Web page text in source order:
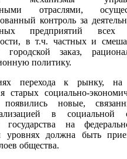
отраслями,
контроль за
предприятий всех
в т.ч. частных и
городской заказ,
политику.
перехода к рынку, на
старых социально-
появились новые,
в социальной
государства на
уровнях должна быть
общества.